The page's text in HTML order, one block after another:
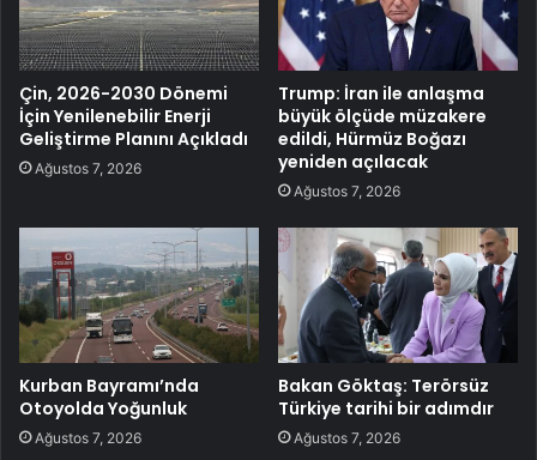
Çin, 2026-2030 Dönemi
İçin Yenilenebilir Enerji
Geliştirme Planını Açıkladı
Ağustos 7, 2026
Trump: İran ile anlaşma
büyük ölçüde müzakere
edildi, Hürmüz Boğazı
yeniden açılacak
Ağustos 7, 2026
Kurban Bayramı’nda
Otoyolda Yoğunluk
Ağustos 7, 2026
Bakan Göktaş: Terörsüz
Türkiye tarihi bir adımdır
Ağustos 7, 2026